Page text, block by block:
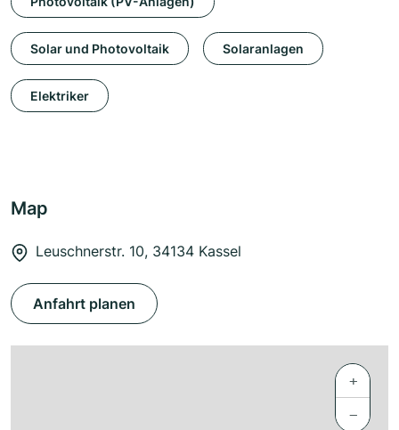
Solar und Photovoltaik Solaranlagen
Elektriker
Map
Leuschnerstr. 10, 34134 Kassel
Anfahrt planen
+
−